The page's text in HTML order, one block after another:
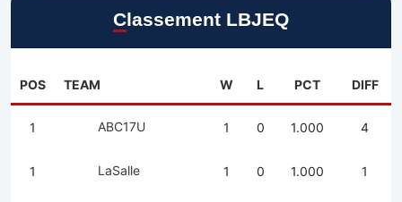
Classement LBJEQ
POS TEAM W L PCT DIFF
1 ABC17U 1 0 1.000 4
1 LaSalle 1 0 1.000 1